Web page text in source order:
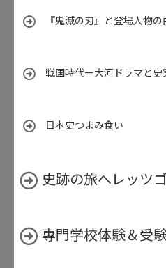
『鬼滅の刃』と登場人物の
戦国時代ー大河ドラマと史
日本史つまみ食い
史跡の旅へレッツゴ
專門学校体験＆受